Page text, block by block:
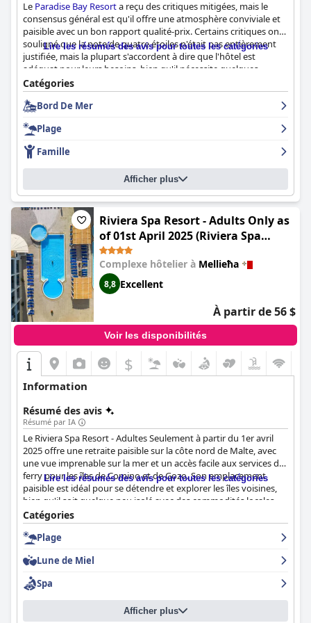
Le Paradise Bay Resorta reçu des critiques mitigées, mais le
consensus général est qu'il offre une atmosphère conviviale et
paisible avec un bon rapport qualité-prix. Certains critiques ont
souligné que la note de quatre étoiles n'était pas entièrement
justifiée, mais la plupart s'accordent à dire que l'hôtel est
adéquat pour leurs besoins, bien qu'il nécessite quelques
rénovations. Bien que certains clients aient eu des problèmes
avec la nourriture, les options du petit-déjeuner étaient
satisfaisantes. Bien que certaines commodités fassent défaut, le
de résoudre ces problèmes. En général, le
est recommandé à ceux qui recherchent un séjour confortable
et abordable.
Lire les résumés des avis pour toutes les catégories
Catégories
Bord De Mer
Plage
Famille
Afficher plus
Riviera Spa Resort - Adults Only as
of 01st April 2025 (Riviera Spa
Resort - Adults Only)
Complexe hôtelier à Mellieħa
8,8 Excellent
À partir de 56 $
Voir les disponibilités
$
Information
Résumé des avis
Résumé par IA
Le Riviera Spa Resort - Adultes Seulement à partir du 1er avril
2025 offre une retraite paisible sur la côte nord de Malte, avec
une vue imprenable sur la mer et un accès facile aux services de
ferry pour les îles de Comino et de Gozo. Son emplacement
paisible est idéal pour se détendre et explorer les îles voisines,
bien qu'il soit quelque peu isolé avec des commodités locales
limitées. Les transports en commun sont facilement accessibles,
ce qui facilite les déplacements vers diverses attractions.
déjeuner pour ses offres diversifiées et de haute qualité,
proposant un buffet copieux et délicieux avec une gamme
d'options chaudes et froides. Le petit-déjeuner, souvent
apprécié avec une vue sereine sur la mer, est un point fort pour
beaucoup. L'expérience du dîner est bien considérée pour sa
Lire les résumés des avis pour toutes les catégories
Catégories
Plage
Lune de Miel
Spa
Afficher plus